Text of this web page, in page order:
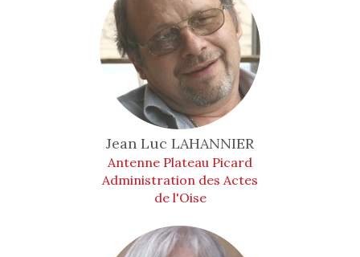
Jean Luc LAHANNIER
Antenne Plateau Picard
Administration des Actes
de l'Oise